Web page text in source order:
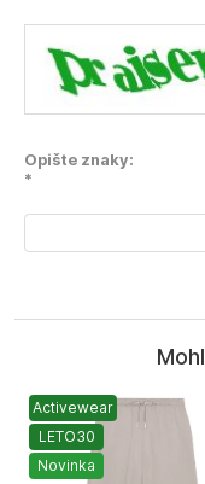
Opište znaky:
*
Activewear
LETO30
Novinka